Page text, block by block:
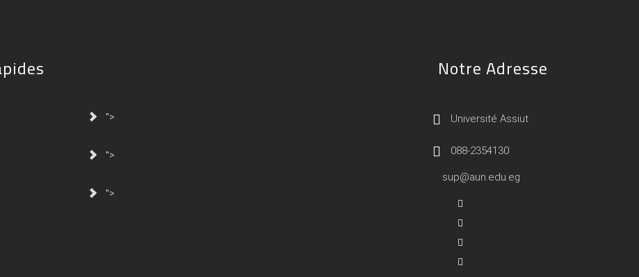
">
">
">
Notre Adresse
Université Assiut
088-2354130
sup@aun.edu.eg